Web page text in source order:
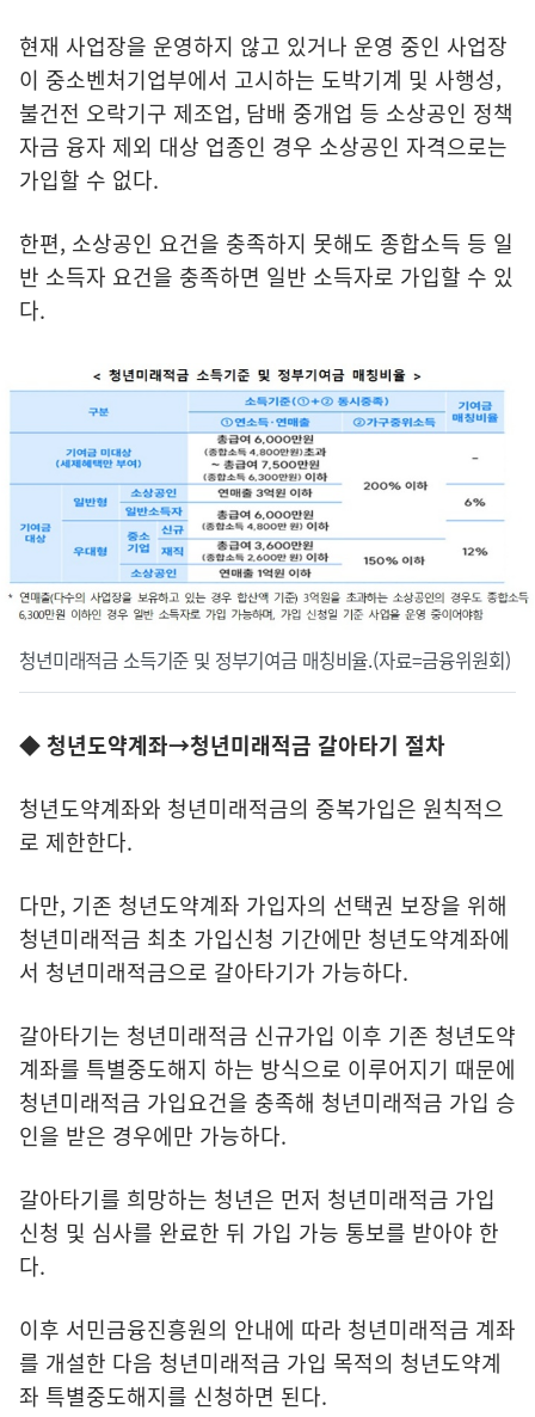
현재 사업장을 운영하지 않고 있거나 운영 중인 사업장
이 중소벤처기업부에서 고시하는 도박기계 및 사행성,
불건전 오락기구 제조업, 담배 중개업 등 소상공인 정책
자금 융자 제외 대상 업종인 경우 소상공인 자격으로는
가입할 수 없다.
한편, 소상공인 요건을 충족하지 못해도 종합소득 등 일
반 소득자 요건을 충족하면 일반 소득자로 가입할 수 있
다.
청년미래적금 소득기준 및 정부기여금 매칭비율.(자료=금융위원회)
◆ 청년도약계좌→청년미래적금 갈아타기 절차
청년도약계좌와 청년미래적금의 중복가입은 원칙적으
로 제한한다.
다만, 기존 청년도약계좌 가입자의 선택권 보장을 위해
청년미래적금 최초 가입신청 기간에만 청년도약계좌에
서 청년미래적금으로 갈아타기가 가능하다.
갈아타기는 청년미래적금 신규가입 이후 기존 청년도약
계좌를 특별중도해지 하는 방식으로 이루어지기 때문에
청년미래적금 가입요건을 충족해 청년미래적금 가입 승
인을 받은 경우에만 가능하다.
갈아타기를 희망하는 청년은 먼저 청년미래적금 가입
신청 및 심사를 완료한 뒤 가입 가능 통보를 받아야 한
다.
이후 서민금융진흥원의 안내에 따라 청년미래적금 계좌
를 개설한 다음 청년미래적금 가입 목적의 청년도약계
좌 특별중도해지를 신청하면 된다.